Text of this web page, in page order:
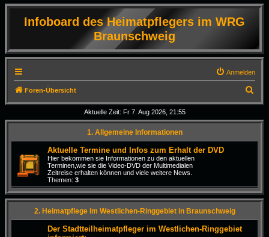
Infoboard des Heimatpflegers im WRG
Braunschweig
Anmelden
Foren-Übersicht
u
c
Aktuelle Zeit: Fr 7. Aug 2026, 21:55
1. Allgemeine Informationen
Aktuelle Termine und Infos zum Erhalt der DVD
Hier bekommen sie Informationen zu den aktuellen
Terminen,wie sie die Video-DVD der Multimedialen
Zeitreise erhalten können und viele weitere News.
Themen: 3
2. Heimatpflege im Westlichen-Ringgebiet in Braunschweig
Der Stadtteilheimatpfleger im Westlichen-Ringgebiet